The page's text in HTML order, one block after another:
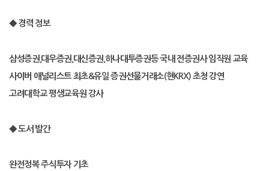
◆경력 정보
삼성증권, 대우증권, 대신증권 하나대투증권등 국내 전증권사 임직원 교육
사이버 애널리스트 최초&유일 증권선물거래소(현KRX) 초청 강연
고려대학교 평생교육원 강사
◆도서 발간
완전정복 주식투자 기초